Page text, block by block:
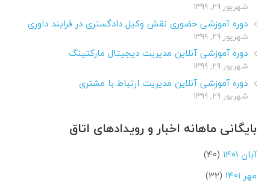
شهریور ۲۹, ۱۳۹۹
دوره آموزشی حضوری نقش وکیل دادگستری در فرایند داوری
شهریور ۲۹, ۱۳۹۹
دوره آموزشی آنلاین مدیریت دیجیتال مارکتینگ
شهریور ۲۹, ۱۳۹۹
دوره آموزشی آنلاین مدیریت ارتباط با مشتری
شهریور ۲۹, ۱۳۹۹
بایگانی ماهانه اخبار و رویدادهای اتاق
آبان ۱۴۰۱
(۴۰)
مهر ۱۴۰۱
(۳۲)